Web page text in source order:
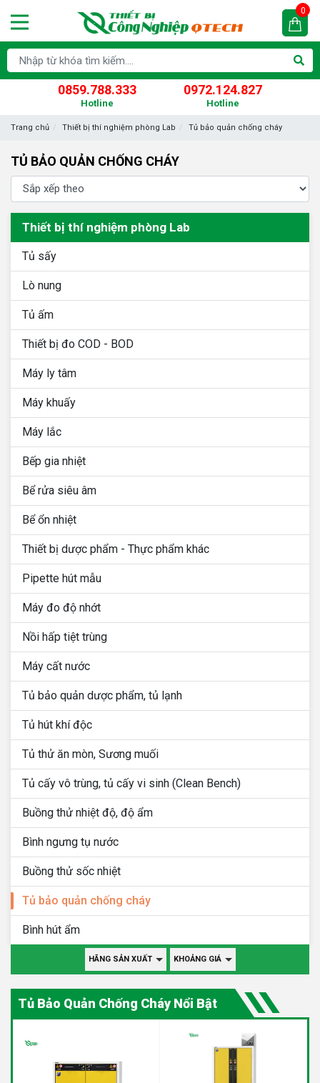
0859.788.333
Hotline
0972.124.827
Hotline
0
Trang chủ Thiết bị thí nghiệm phòng Lab Tủ bảo quản chống cháy
TỦ BẢO QUẢN CHỐNG CHÁY
Tủ Bảo Quản Chống Cháy Nổi Bật
Thiết bị thí nghiệm phòng Lab
Tủ sấy
Lò nung
Tủ ấm
Thiết bị đo COD - BOD
Máy ly tâm
Máy khuấy
Máy lắc
Bếp gia nhiệt
Bể rửa siêu âm
Bể ổn nhiệt
Thiết bị dược phẩm - Thực phẩm khác
Pipette hút mẫu
Máy đo độ nhớt
Nồi hấp tiệt trùng
Máy cất nước
Tủ bảo quản dược phẩm, tủ lạnh
Tủ hút khí độc
Tủ thử ăn mòn, Sương muối
Tủ cấy vô trùng, tủ cấy vi sinh (Clean Bench)
Buồng thử nhiệt độ, độ ẩm
Bình ngưng tụ nước
Buồng thử sốc nhiệt
Tủ bảo quản chống cháy
Bình hút ẩm
HÃNG SẢN XUẤT KHOẢNG GIÁ